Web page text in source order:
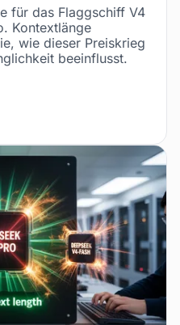
für das Flaggschiff V4
Kontextlänge
wie dieser Preiskrieg
beeinflusst.